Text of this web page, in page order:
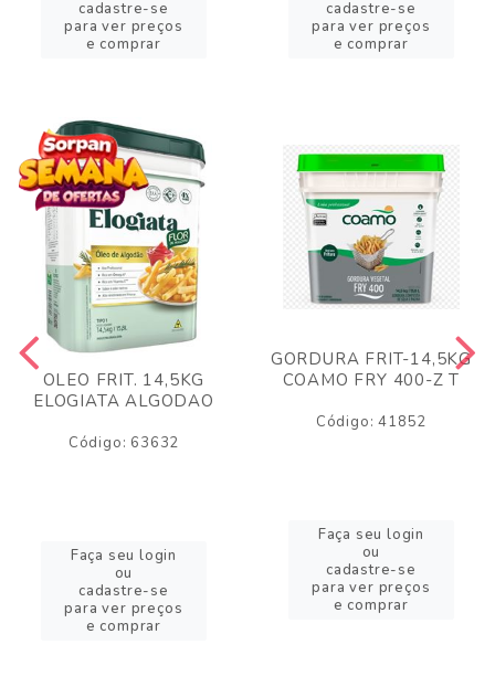
cadastre-se
para ver preços
e comprar
cadastre-se
para ver preços
e comprar
OLEO FRIT. 14,5KG
ELOGIATA ALGODAO
Código: 63632
Faça seu login
ou
cadastre-se
para ver preços
e comprar
GORDURA FRIT-14,5KG
COAMO FRY 400-Z T
Código: 41852
Faça seu login
ou
cadastre-se
para ver preços
e comprar